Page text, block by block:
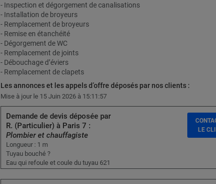
- Inspection et dégorgement de canalisations
- Installation de broyeurs
- Remplacement de broyeurs
- Remise en étanchéité
- Dégorgement de WC
- Remplacement de joints
- Débouchage d’éviers
- Remplacement de clapets
Les annonces et les appels d’offre déposés par nos clients :
Mise à jour le 15 Juin 2026 à 15:11:57
Demande de devis déposée par
R. (Particulier) à Paris 7 :
Plombier et chauffagiste
Longueur : 1 m
Tuyau bouché ?
Eau qui refoule et coule du tuyau 621
LE